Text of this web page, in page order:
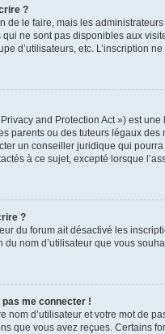
?
de le faire, mais les
ne sont pas disponibles aux
d’utilisateurs, etc. L’inscription
and Protection Act ») est
parents ou des tuteurs légaux
un conseiller juridique qui
à ce sujet, excepté lorsque
?
du forum ait désactivé les
du nom d’utilisateur que vous
me connecter !
nom d’utilisateur et votre mot de
que vous avez reçues. Certains